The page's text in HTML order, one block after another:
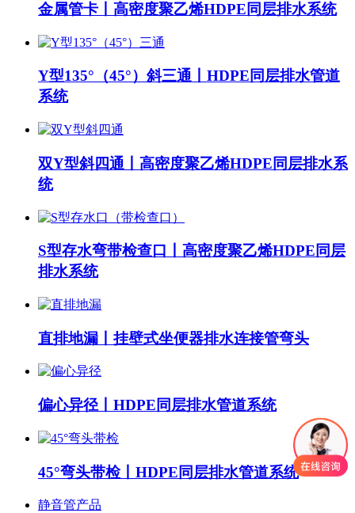
金属管卡丨高密度聚乙烯HDPE同层排水系统
Y型135°（45°）斜三通丨HDPE同层排水管道
系统
双Y型斜四通丨高密度聚乙烯HDPE同层排水系
统
S型存水弯带检查口丨高密度聚乙烯HDPE同层
排水系统
直排地漏丨挂壁式坐便器排水连接管弯头
偏心异径丨HDPE同层排水管道系统
45°弯头带检丨HDPE同层排水管道系统
静音管产品